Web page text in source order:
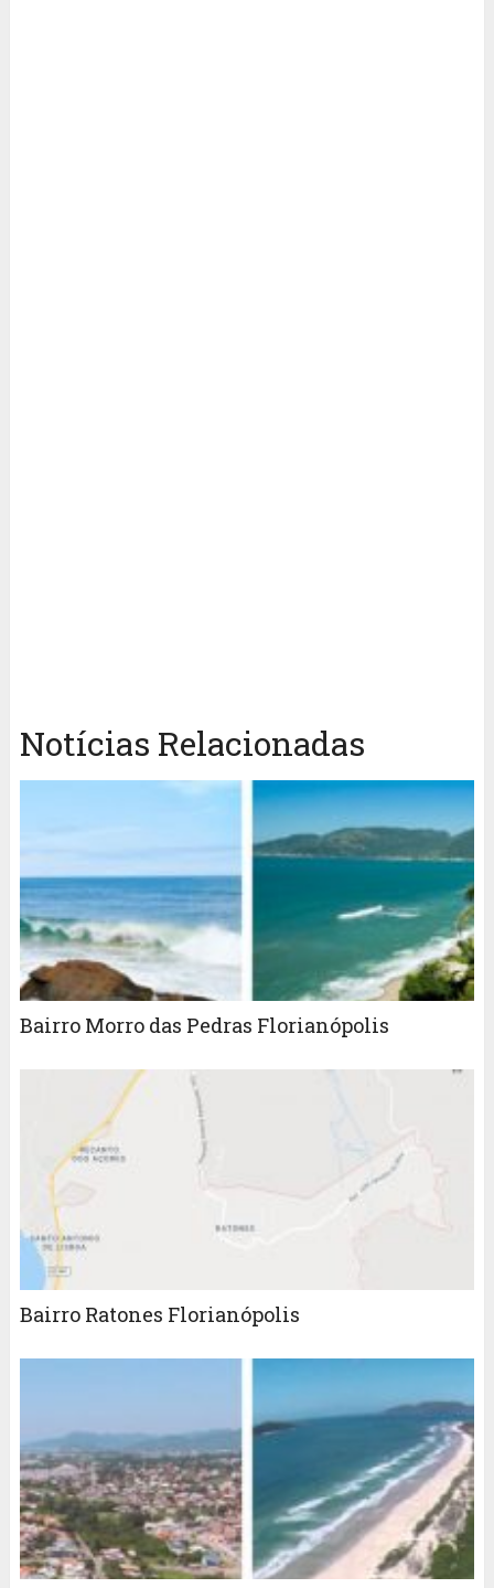
Notícias Relacionadas
Bairro Morro das Pedras Florianópolis
Bairro Ratones Florianópolis